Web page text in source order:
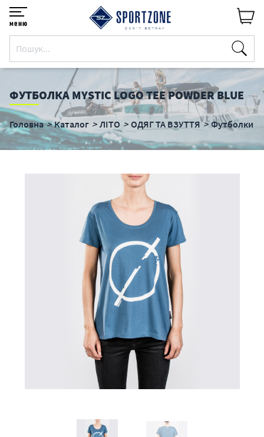
меню
ФУТБОЛКА MYSTIC LOGO TEE POWDER BLUE
Головна Каталог ЛІТО ОДЯГ ТА ВЗУТТЯ Футболки